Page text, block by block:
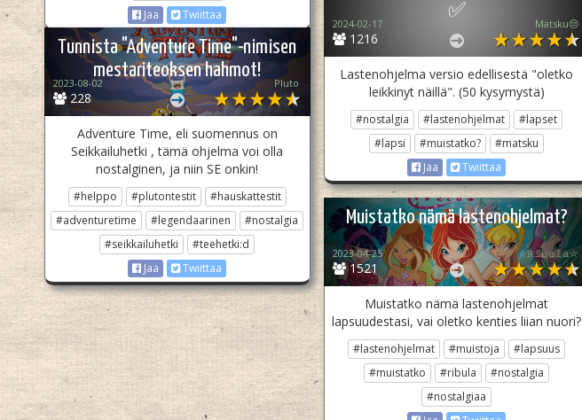
Jaa
Twiittaa
✅
1216
2024-02-17 Matsku😒
Lastenohjelma versio edellisestä "oletko
leikkinyt näillä". (50 kysymystä)
#nostalgia #lastenohjelmat
#lapset
#lapsi
#muistatko?
#matsku
Jaa
Twiittaa
Tunnista "Adventure Time"-nimisen
mestariteoksen hahmot!
228
2023-08-02 Pluto­
Adventure Time, eli suomennus on
Seikkailuhetki , tämä ohjelma voi olla
nostalginen, ja niin SE onkin!
#helppo #plutontestit
#hauskattestit
#adventuretime
#legendaarinen
#nostalgia
#seikkailuhetki
#teehetki:d
Jaa
Twiittaa
Muistatko nämä lastenohjelmat?
1521
2023-04-25 ☆𝚁𝚒𝚋𝚞𝚕𝚊☆
Muistatko nämä lastenohjelmat
lapsuudestasi, vai oletko kenties liian nuori?
#lastenohjelmat #muistoja
#lapsuus
#muistatko
#ribula
#nostalgia
#nostalgiaa